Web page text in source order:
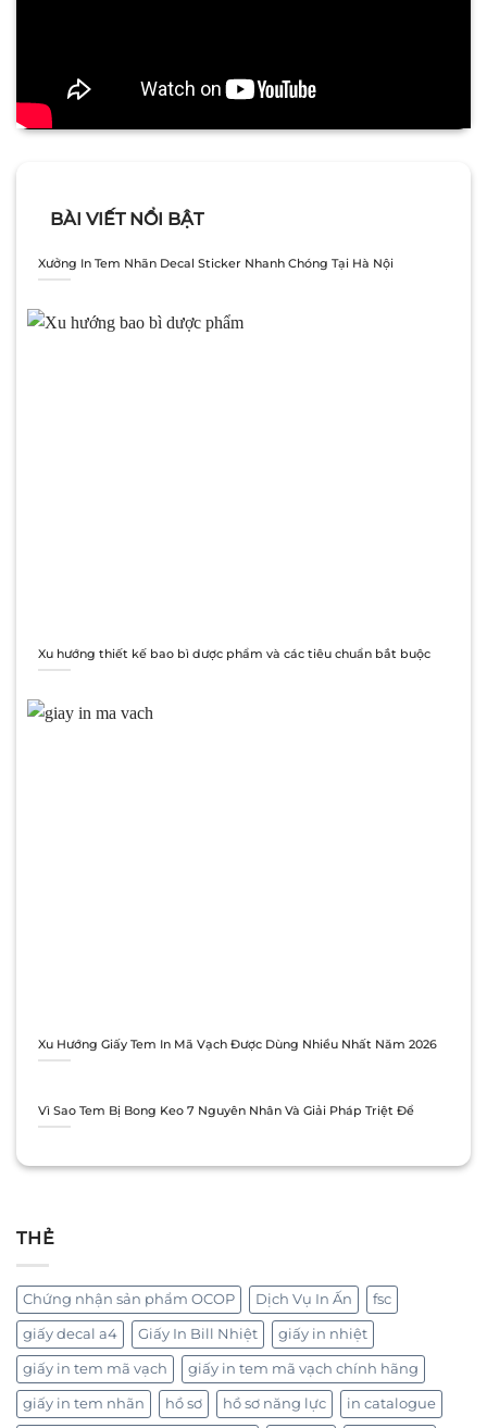
BÀI VIẾT NỔI BẬT
Xưởng In Tem Nhãn Decal Sticker Nhanh Chóng Tại Hà Nội
Xu hướng thiết kế bao bì dược phẩm và các tiêu chuẩn bắt buộc
Xu Hướng Giấy Tem In Mã Vạch Được Dùng Nhiều Nhất Năm 2026
Vì Sao Tem Bị Bong Keo 7 Nguyên Nhân Và Giải Pháp Triệt Để
THẺ
Chứng nhận sản phẩm OCOP Dịch Vụ In Ấn fsc
giấy decal a4 Giấy In Bill Nhiệt giấy in nhiệt
giấy in tem mã vạch giấy in tem mã vạch chính hãng
giấy in tem nhãn hồ sơ hồ sơ năng lực in catalogue